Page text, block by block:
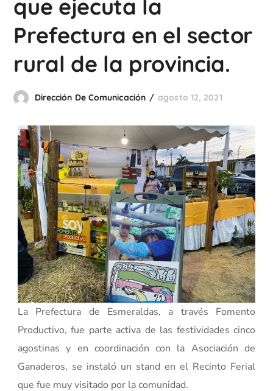
que ejecuta la
Prefectura en el sector
rural de la provincia.
Dirección De Comunicación agosto 12, 2021
La Prefectura de Esmeraldas, a través Fomento
Productivo, fue parte activa de las festividades cinco
agostinas y en coordinación con la Asociación de
Ganaderos, se instaló un stand en el Recinto Ferial
que fue muy visitado por la comunidad.